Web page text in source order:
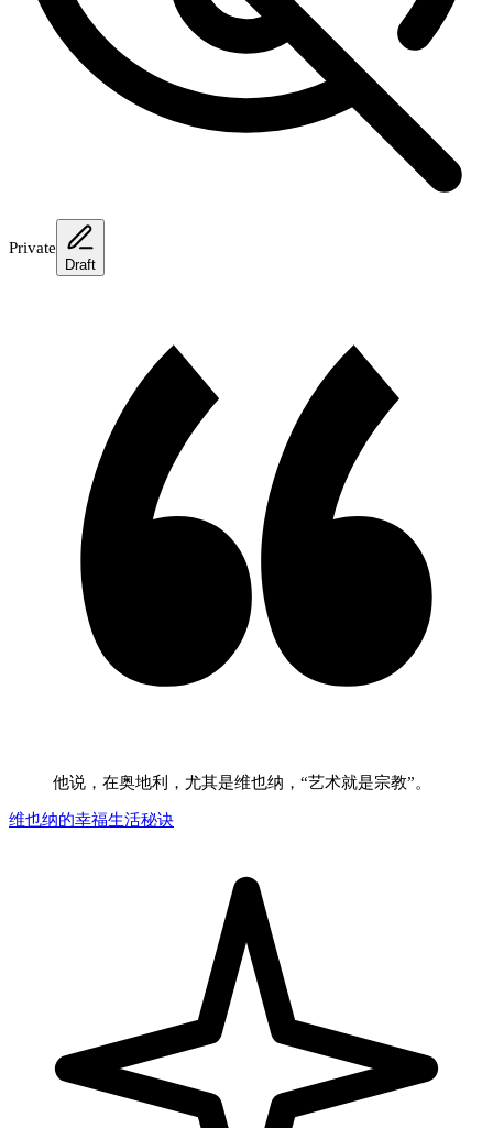
Private
Draft
他说，在奥地利，尤其是维也纳，“艺术就是宗教”。
维也纳的幸福生活秘诀